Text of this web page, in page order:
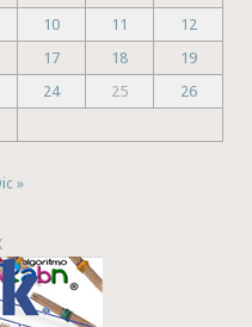
10 11
12
17 18
19
24 25
26
»